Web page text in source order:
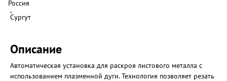
Россия
,
Сургут
Описание
Автоматическая установка для раскроя листового металла с
использованием плазменной дуги. Технология позволяет резать